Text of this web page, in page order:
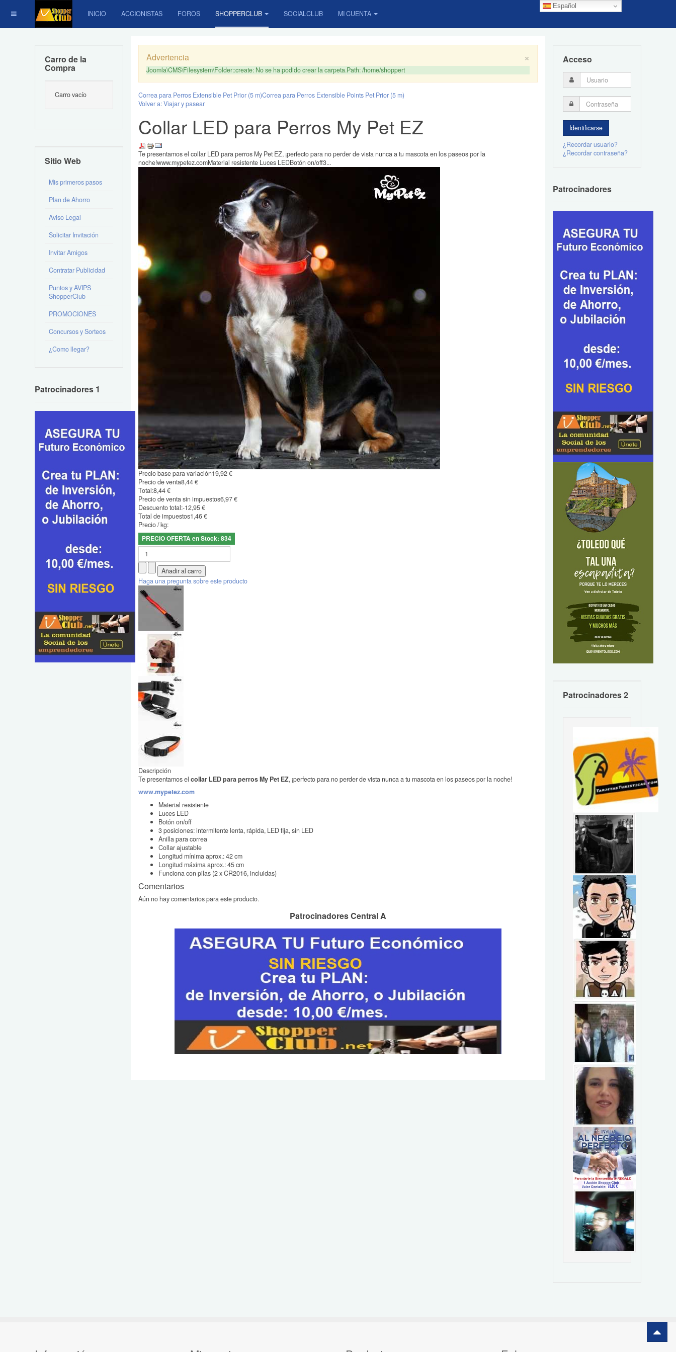
Español
INICIO ACCIONISTAS FOROS SHOPPERCLUB SOCIALCLUB MI CUENTA
×
Advertencia
Joomla\CMS\Filesystem\Folder::create: No se ha podido crear la carpeta.Path: /home/shoppert
Correa para Perros Extensible Pet Prior (5 m)Correa para Perros Extensible Points Pet Prior (5 m)
Volver a: Viajar y pasear
Collar LED para Perros My Pet EZ
Te presentamos el collar LED para perros My Pet EZ, ¡perfecto para no perder de vista nunca a tu mascota en los paseos por la
noche!www.mypetez.comMaterial resistente Luces LEDBotón on/off3...
Precio base para variación19,92 €
Precio de venta8,44 €
Total:8,44 €
Precio de venta sin impuestos6,97 €
Descuento total:-12,95 €
Total de impuestos1,46 €
Precio / kg:
PRECIO OFERTA en Stock: 834
Haga una pregunta sobre este producto
Descripción
Te presentamos el collar LED para perros My Pet EZ, ¡perfecto para no perder de vista nunca a tu mascota en los paseos por la noche!
www.mypetez.com
Material resistente
Luces LED
Botón on/off
3 posiciones: intermitente lenta, rápida, LED fija, sin LED
Anilla para correa
Collar ajustable
Longitud mínima aprox.: 42 cm
Longitud máxima aprox.: 45 cm
Funciona con pilas (2 x CR2016, incluidas)
Comentarios
Aún no hay comentarios para este producto.
Patrocinadores Central A
Carro de la
Compra
Carro vacío
Sitio Web
Mis primeros pasos
Plan de Ahorro
Aviso Legal
Solicitar Invitación
Invitar Amigos
Contratar Publicidad
Puntos y AVIPS
ShopperClub
PROMOCIONES
Concursos y Sorteos
¿Como llegar?
Patrocinadores 1
Acceso
¿Recordar usuario?
¿Recordar contraseña?
Patrocinadores
Patrocinadores 2